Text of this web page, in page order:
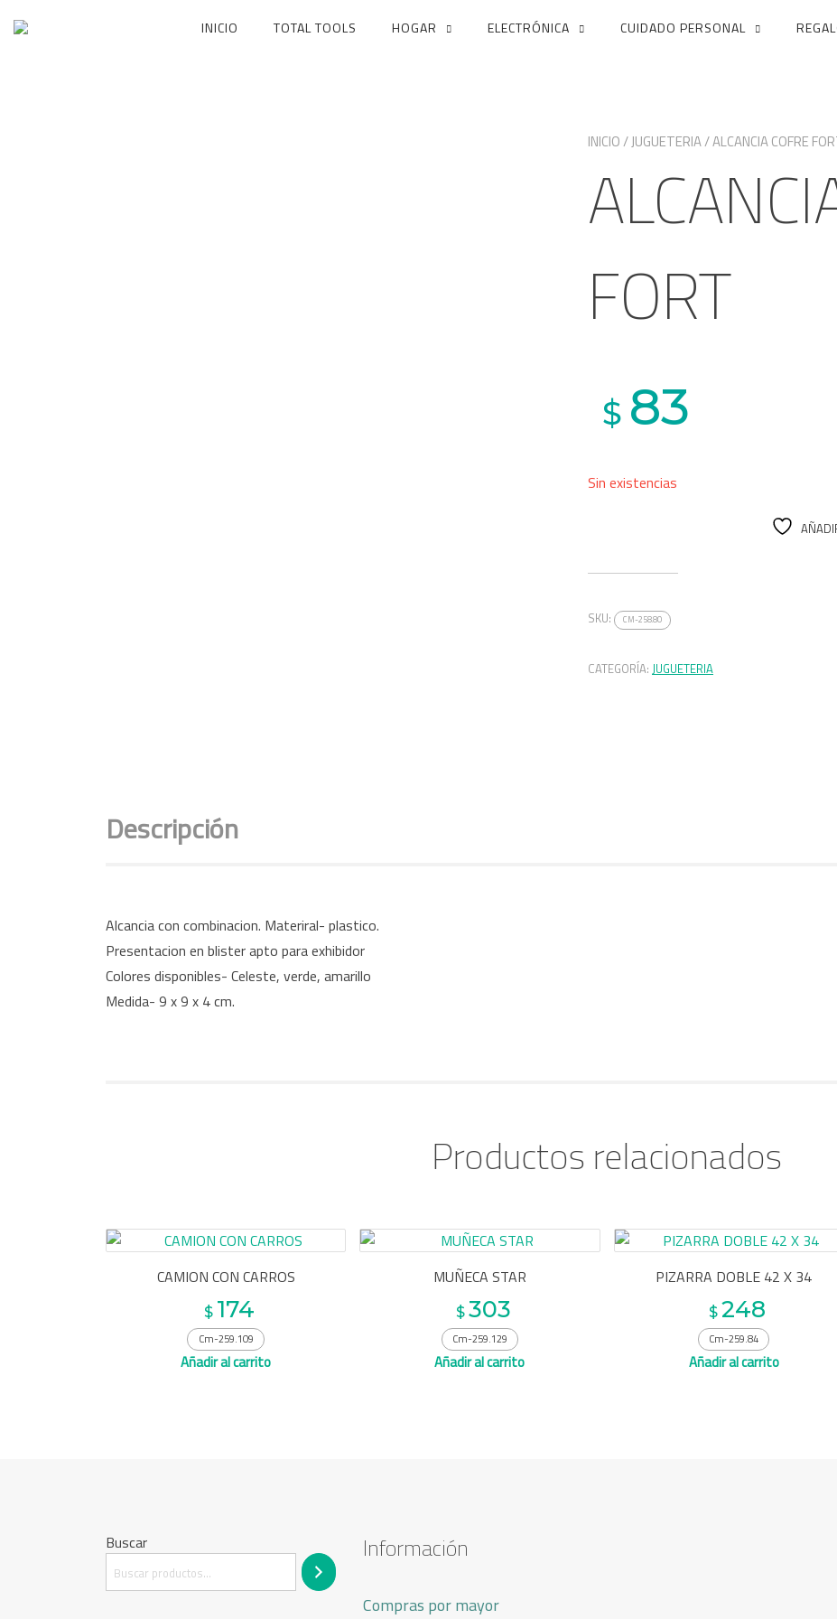
INICIO TOTAL TOOLS HOGAR ELECTRÓNICA CUIDADO PERSONAL
INICIO/JUGUETERIA/ ALCANCIA COFRE
FORT
$ 83
Sin existencias
SKU: CM-258.80
CATEGORÍA: JUGUETERIA
Descripción
Alcancia con combinacion. Materiral- plastico.
Presentacion en blister apto para exhibidor
Colores disponibles- Celeste, verde, amarillo
Medida- 9 x 9 x 4 cm.
Productos relacionados
CAMION CON CARROS
$ 174
Cm-259.109
Añadir al carrito
MUÑECA STAR
$ 303
Cm-259.129
Añadir al carrito
PIZARRA DOBLE 42 X 34
$ 248
Cm-259.84
Añadir al carrito
Buscar Información
Compras por mayor